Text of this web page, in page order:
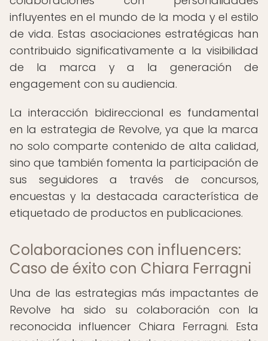
influyentes en el mundo de la moda y el estilo
de vida. Estas asociaciones estratégicas han
contribuido significativamente a la visibilidad
de la marca y a la generación de
engagement con su audiencia.
La interacción bidireccional es fundamental
en la estrategia de Revolve, ya que la marca
no solo comparte contenido de alta calidad,
sino que también fomenta la participación de
sus seguidores a través de concursos,
encuestas y la destacada característica de
etiquetado de productos en publicaciones.
Colaboraciones con influencers:
Caso de éxito con Chiara Ferragni
Una de las estrategias más impactantes de
Revolve ha sido su colaboración con la
reconocida influencer Chiara Ferragni. Esta